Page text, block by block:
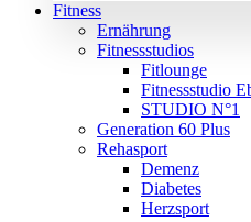
Fitness
Ernährung
Fitnessstudios
Fitlounge
Fitnessstudio
STUDIO N°1
Generation 60 Plus
Rehasport
Demenz
Diabetes
Herzsport